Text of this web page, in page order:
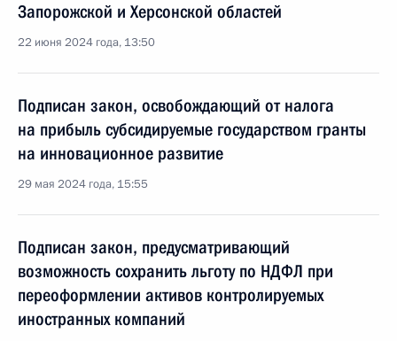
Запорожской и Херсонской областей
22 июня 2024 года, 13:50
Подписан закон, освобождающий от налога
на прибыль субсидируемые государством гранты
на инновационное развитие
29 мая 2024 года, 15:55
Подписан закон, предусматривающий
возможность сохранить льготу по НДФЛ при
переоформлении активов контролируемых
иностранных компаний